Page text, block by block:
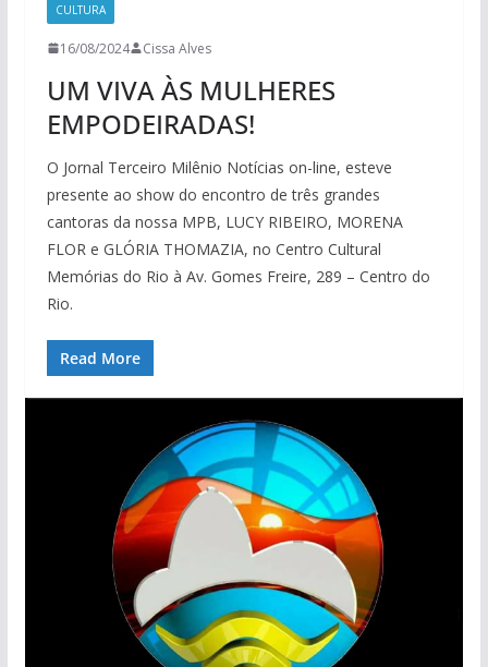
CULTURA
16/08/2024 Cissa Alves
UM VIVA ÀS MULHERES
EMPODEIRADAS!
O Jornal Terceiro Milênio Notícias on-line, esteve
presente ao show do encontro de três grandes
cantoras da nossa MPB, LUCY RIBEIRO, MORENA
FLOR e GLÓRIA THOMAZIA, no Centro Cultural
Memórias do Rio à Av. Gomes Freire, 289 – Centro do
Rio.
Read More